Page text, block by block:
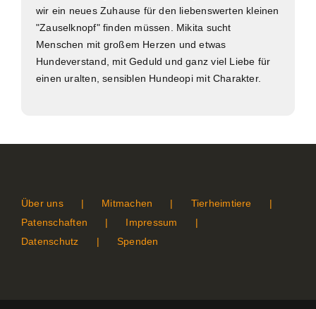
wir ein neues Zuhause für den liebenswerten kleinen
"Zauselknopf" finden müssen. Mikita sucht
Menschen mit großem Herzen und etwas
Hundeverstand, mit Geduld und ganz viel Liebe für
einen uralten, sensiblen Hundeopi mit Charakter.
Über uns Mitmachen
Tierheimtiere
Patenschaften
Impressum
Datenschutz
Spenden